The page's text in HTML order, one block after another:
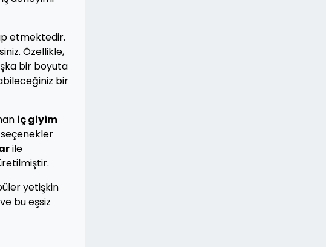
etmektedir.
Özellikle,
bir boyuta
bir
iç giyim
seçenekler
ile
yetişkin
bu eşsiz